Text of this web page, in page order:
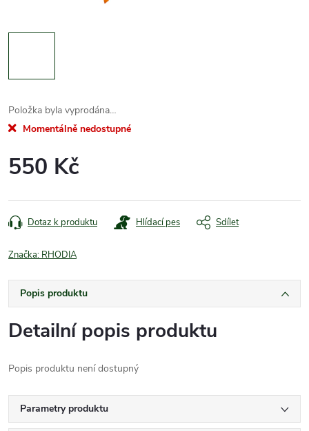
Položka byla vyprodána…
Momentálně nedostupné
550 Kč
cena:
Dotaz k produktu Hlídací pes Sdílet
Značka: RHODIA
Popis produktu
Detailní popis produktu
Popis produktu není dostupný
Parametry produktu